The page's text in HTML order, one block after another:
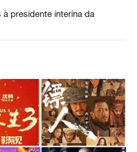
presidente interina da